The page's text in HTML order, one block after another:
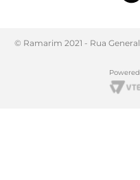
© Ramarim 2021 - Rua